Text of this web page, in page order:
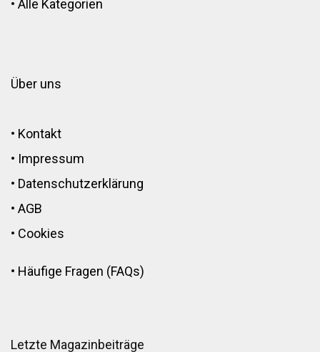
• Alle Kategorien
Über uns
• Kontakt
• Impressum
• Datenschutzerklärung
• AGB
• Cookies
• Häufige Fragen (FAQs)
Letzte Magazinbeiträge